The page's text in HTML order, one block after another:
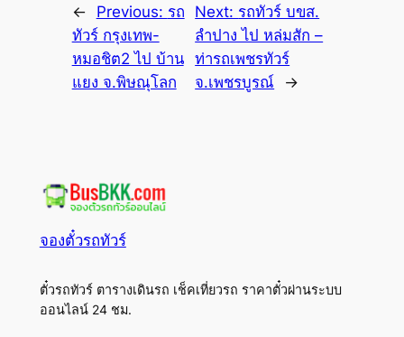
← Previous: รถ
ทัวร์ กรุงเทพ-
หมอชิต2 ไป บ้าน
แยง จ.พิษณุโลก
Next: รถทัวร์ บขส.
ลำปาง ไป หล่มสัก –
ท่ารถเพชรทัวร์
จ.เพชรบูรณ์
→
จองตั๋วรถทัวร์
ตั๋วรถทัวร์ ตารางเดินรถ เช็คเที่ยวรถ ราคาตั๋วผ่านระบบ
ออนไลน์ 24 ชม.